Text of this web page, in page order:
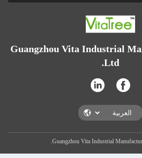
Guangzhou Vita Industrial
Ltd.
Guangzhou Vita Industrial